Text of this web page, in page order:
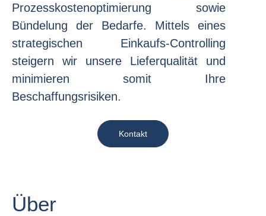
Prozesskostenoptimierung sowie
Bündelung der Bedarfe. Mittels eines
strategischen Einkaufs-Controlling
steigern wir unsere Lieferqualität und
minimieren somit Ihre
Beschaffungsrisiken.
Kontakt
Über